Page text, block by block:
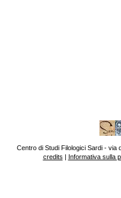
Centro di Studi Filologici Sardi - via
credits | Informativa sulla